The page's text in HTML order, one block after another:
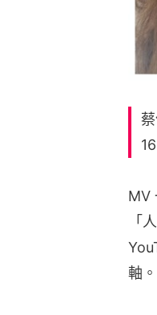
MV
「
軸。